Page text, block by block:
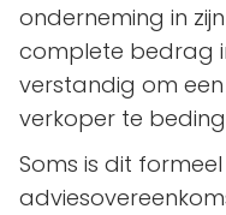
onderneming in
complete bedrag
verstandig om een
verkoper te
Soms is dit